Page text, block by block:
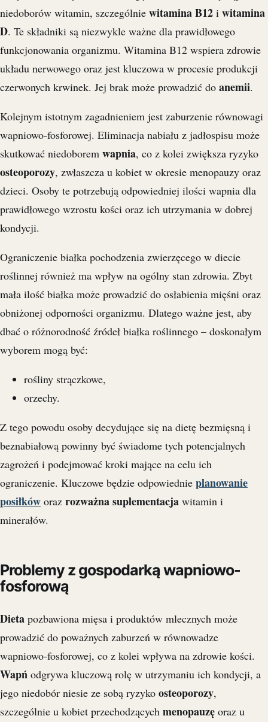
niedoborów witamin, szczególnie witamina B12 i witamina
D. Te składniki są niezwykle ważne dla prawidłowego
funkcjonowania organizmu. Witamina B12 wspiera zdrowie
układu nerwowego oraz jest kluczowa w procesie produkcji
czerwonych krwinek. Jej brak może prowadzić do anemii.
Kolejnym istotnym zagadnieniem jest zaburzenie równowagi
wapniowo-fosforowej. Eliminacja nabiału z jadłospisu może
skutkować niedoborem wapnia, co z kolei zwiększa ryzyko
osteoporozy, zwłaszcza u kobiet w okresie menopauzy oraz
dzieci. Osoby te potrzebują odpowiedniej ilości wapnia dla
prawidłowego wzrostu kości oraz ich utrzymania w dobrej
kondycji.
Ograniczenie białka pochodzenia zwierzęcego w diecie
roślinnej również ma wpływ na ogólny stan zdrowia. Zbyt
mała ilość białka może prowadzić do osłabienia mięśni oraz
obniżonej odporności organizmu. Dlatego ważne jest, aby
dbać o różnorodność źródeł białka roślinnego – doskonałym
wyborem mogą być:
rośliny strączkowe,
orzechy.
Z tego powodu osoby decydujące się na dietę bezmięsną i
beznabiałową powinny być świadome tych potencjalnych
zagrożeń i podejmować kroki mające na celu ich
ograniczenie. Kluczowe będzie odpowiednie planowanie
posiłków oraz rozważna suplementacja witamin i
minerałów.
Problemy z gospodarką wapniowo-
fosforową
Dieta pozbawiona mięsa i produktów mlecznych może
prowadzić do poważnych zaburzeń w równowadze
wapniowo-fosforowej, co z kolei wpływa na zdrowie kości.
Wapń odgrywa kluczową rolę w utrzymaniu ich kondycji, a
jego niedobór niesie ze sobą ryzyko osteoporozy,
szczególnie u kobiet przechodzących menopauzę oraz u